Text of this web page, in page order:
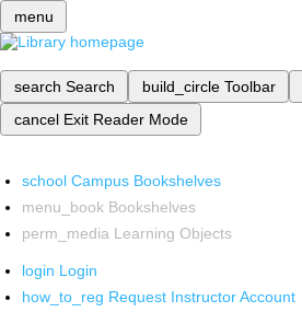
menu
search Search build_circle Toolbar
cancel Exit Reader Mode
school Campus Bookshelves
menu_book Bookshelves
perm_media Learning Objects
login Login
how_to_reg Request Instructor Account